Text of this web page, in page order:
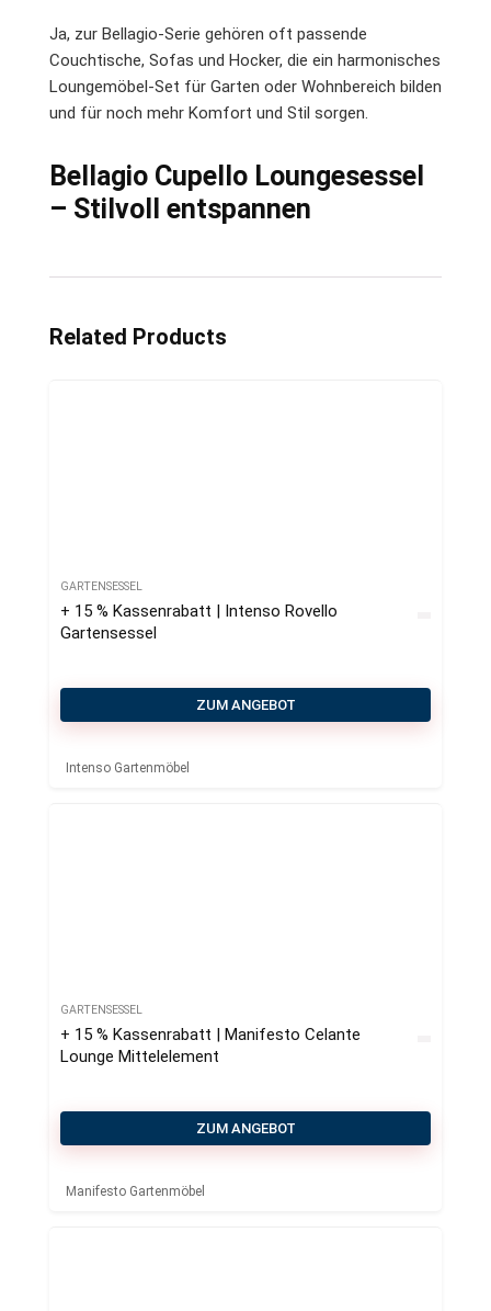
Ja, zur Bellagio-Serie gehören oft passende
Couchtische, Sofas und Hocker, die ein harmonisches
Loungemöbel-Set für Garten oder Wohnbereich bilden
und für noch mehr Komfort und Stil sorgen.
Bellagio Cupello Loungesessel
– Stilvoll entspannen
Related Products
GARTENSESSEL
+ 15 % Kassenrabatt | Intenso Rovello
Gartensessel
ZUM ANGEBOT
Intenso Gartenmöbel
GARTENSESSEL
+ 15 % Kassenrabatt | Manifesto Celante
Lounge Mittelelement
ZUM ANGEBOT
Manifesto Gartenmöbel